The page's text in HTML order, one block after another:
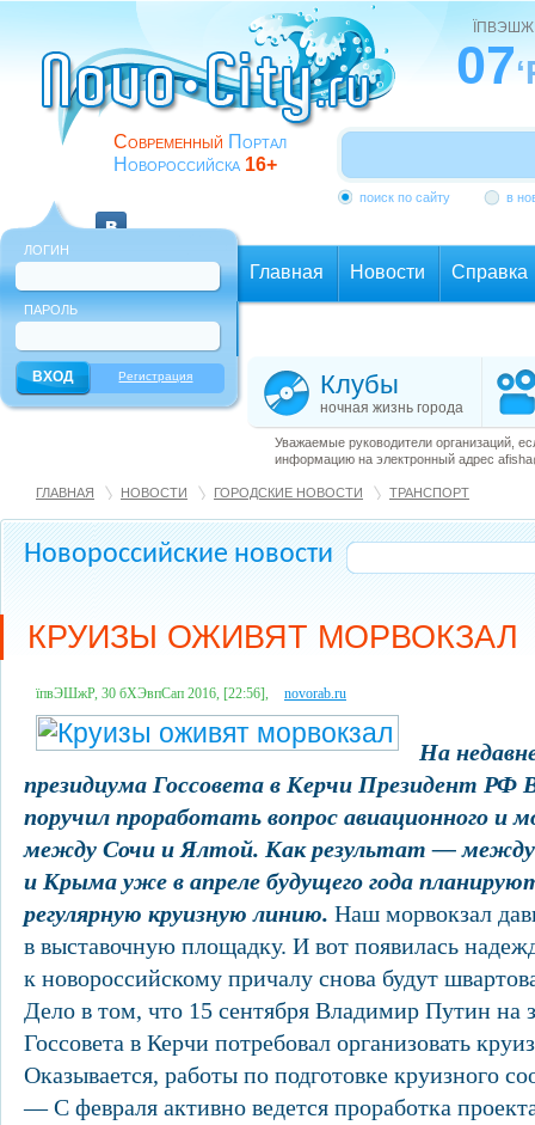
Современный Портал
Новороссийска 16+
07
поиск по сайту в
ЛОГИН
ПАРОЛЬ
Регистрация
Главная Новости Справка
Клубы
ночная жизнь города
Уважаемые руководители организаций,
информацию на электронный адрес
ГЛАВНАЯ НОВОСТИ ГОРОДСКИЕ НОВОСТИ ТРАНСПОРТ
Новороссийские новости
КРУИЗЫ ОЖИВЯТ МОРВОКЗАЛ
їпвЭШжР, 30 бХЭвпСап 2016, [22:56], novorab.ru
На
президиума Госсовета в Керчи Президент
поручил проработать вопрос авиационного и
между Сочи и Ялтой. Как результат —
и Крыма уже в апреле будущего года
регулярную круизную линию. Наш морвокзал
в выставочную площадку. И вот появилась
к новороссийскому причалу снова будут
Дело в том, что 15 сентября Владимир Путин на
Госсовета в Керчи потребовал организовать
Оказывается, работы по подготовке круизного
— С февраля активно ведется проработка